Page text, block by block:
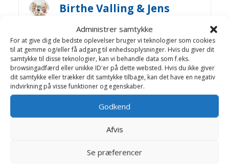
Administrer samtykke
For at give dig de bedste oplevelser bruger vi teknologier som cookies
til at gemme og/eller få adgang til enhedsoplysninger. Hvis du giver dit
samtykke til disse teknologier, kan vi behandle data som f.eks.
browsingadfærd eller unikke ID'er på dette websted. Hvis du ikke giver
dit samtykke eller trækker dit samtykke tilbage, kan det have en negativ
indvirkning på visse funktioner og egenskaber.
Godkend
Afvis
Se præferencer
Birthe Valling & Jens
Bakkegaard
Dyrlæge Birthe Valling: Til dagligt
arbejder Birthe sammen med dygtige
kolleger på Helsinge Dyreklinik.
Jens Bakkegaard: Dyrlæge og leder af
Hillerød Dyrehospital og Helsinge
mange spændende opgaver, -som